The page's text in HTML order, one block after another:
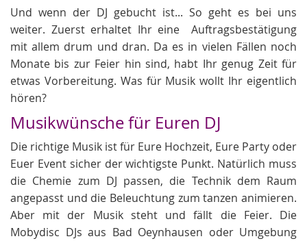
Und wenn der DJ gebucht ist... So geht es bei uns
weiter. Zuerst erhaltet Ihr eine Auftragsbestätigung
mit allem drum und dran. Da es in vielen Fällen noch
Monate bis zur Feier hin sind, habt Ihr genug Zeit für
etwas Vorbereitung. Was für Musik wollt Ihr eigentlich
hören?
Musikwünsche für Euren DJ
Die richtige Musik ist für Eure Hochzeit, Eure Party oder
Euer Event sicher der wichtigste Punkt. Natürlich muss
die Chemie zum DJ passen, die Technik dem Raum
angepasst und die Beleuchtung zum tanzen animieren.
Aber mit der Musik steht und fällt die Feier. Die
Mobydisc DJs aus Bad Oeynhausen oder Umgebung